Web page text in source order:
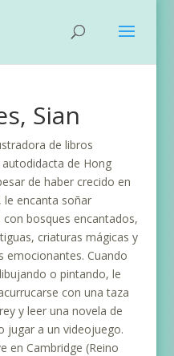
Sian
de libros
de Hong
de haber crecido en
le encanta soñar
con bosques encantados,
criaturas mágicas y
emocionantes. Cuando
o pintando, le
con una taza
y leer una novela de
jugar a un videojuego.
en Cambridge (Reino